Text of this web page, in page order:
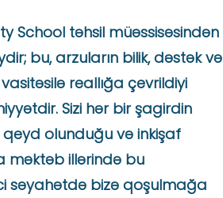
School təhsil müəssisəsindən
bu, arzuların bilik, dəstək və
reallığa çevrildiyi
Sizi hər bir şagirdin
qeyd olunduğu və inkişaf
məktəb illərində bu
səyahətdə bizə qoşulmağa